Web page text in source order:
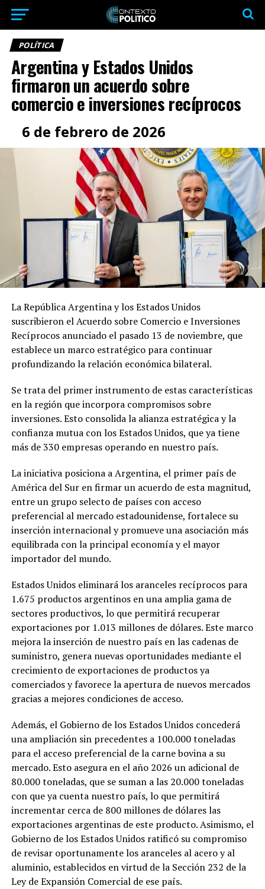
POLÍTICA
Argentina y Estados Unidos
firmaron un acuerdo sobre
comercio e inversiones recíprocos
6 de febrero de 2026
La República Argentina y los Estados Unidos
suscribieron el Acuerdo sobre Comercio e Inversiones
Recíprocos anunciado el pasado 13 de noviembre, que
establece un marco estratégico para continuar
profundizando la relación económica bilateral.
Se trata del primer instrumento de estas características
en la región que incorpora compromisos sobre
inversiones. Esto consolida la alianza estratégica y la
confianza mutua con los Estados Unidos, que ya tiene
más de 330 empresas operando en nuestro país.
La iniciativa posiciona a Argentina, el primer país de
América del Sur en firmar un acuerdo de esta magnitud,
entre un grupo selecto de países con acceso
preferencial al mercado estadounidense, fortalece su
inserción internacional y promueve una asociación más
equilibrada con la principal economía y el mayor
importador del mundo.
Estados Unidos eliminará los aranceles recíprocos para
1.675 productos argentinos en una amplia gama de
sectores productivos, lo que permitirá recuperar
exportaciones por 1.013 millones de dólares. Este marco
mejora la inserción de nuestro país en las cadenas de
suministro, genera nuevas oportunidades mediante el
crecimiento de exportaciones de productos ya
comerciados y favorece la apertura de nuevos mercados
gracias a mejores condiciones de acceso.
Además, el Gobierno de los Estados Unidos concederá
una ampliación sin precedentes a 100.000 toneladas
para el acceso preferencial de la carne bovina a su
mercado. Esto asegura en el año 2026 un adicional de
80.000 toneladas, que se suman a las 20.000 toneladas
con que ya cuenta nuestro país, lo que permitirá
incrementar cerca de 800 millones de dólares las
exportaciones argentinas de este producto. Asimismo, el
Gobierno de los Estados Unidos ratificó su compromiso
de revisar oportunamente los aranceles al acero y al
aluminio, establecidos en virtud de la Sección 232 de la
Ley de Expansión Comercial de ese país.